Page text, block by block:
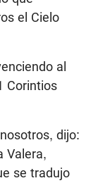
el Cielo
al
Corintios
dijo:
Valera,
se tradujo